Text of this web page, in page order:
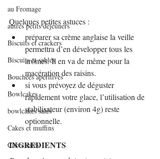
au Fromage
autres petits déjeuners
Biscuits et crackers
Biscuits et sablés
Bouchées apéritives
Bowlcakes
bowlcakes salés
Cakes et muffins
Cakes salés
Quelques petites astuces :
préparer sa crème anglaise la veille
permettra d’en développer tous les
arômes. Il en va de même pour la
macération des raisins.
si vous prévoyez de déguster
rapidement votre glace, l’utilisation de
stabilisateur (environ 4g) reste
optionnelle.
INGREDIENTS